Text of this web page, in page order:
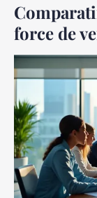
force de